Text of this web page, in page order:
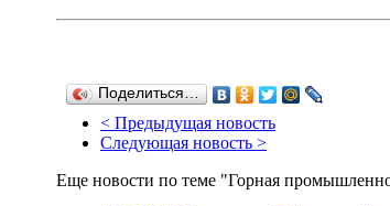
Поделиться…
< Предыдущая новость
Следующая новость >
Еще новости по теме "Горная